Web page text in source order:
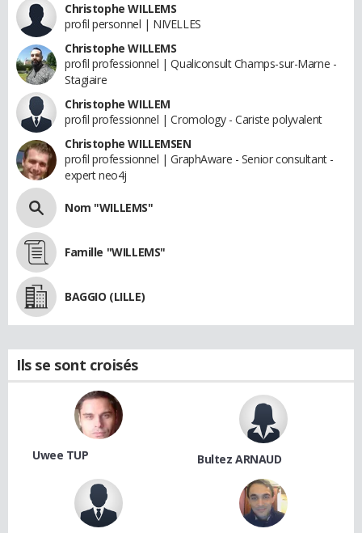
Christophe WILLEMS
profil personnel | NIVELLES
Christophe WILLEMS
profil professionnel | Qualiconsult Champs-sur-Marne -
Stagiaire
Christophe WILLEM
profil professionnel | Cromology - Cariste polyvalent
Christophe WILLEMSEN
profil professionnel | GraphAware - Senior consultant -
expert neo4j
Nom "WILLEMS"
Famille "WILLEMS"
BAGGIO (LILLE)
Ils se sont croisés
Uwee TUP Bultez ARNAUD